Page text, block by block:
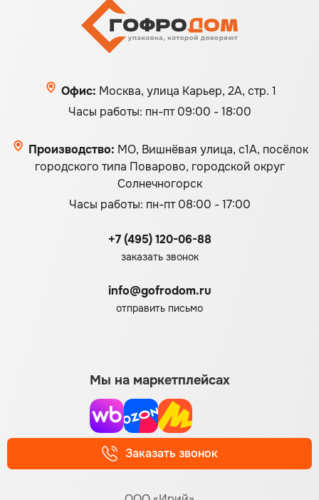
Офис: Москва, улица Карьер, 2А, стр. 1
Часы работы: пн-пт 09:00 - 18:00
Производство: МО, Вишнёвая улица, с1А, посёлок
городского типа Поварово, городской округ
Солнечногорск
Часы работы: пн-пт 08:00 - 17:00
+7 (495) 120-06-88
заказать звонок
info@gofrodom.ru
отправить письмо
Заказать звонок
Мы на маркетплейсах